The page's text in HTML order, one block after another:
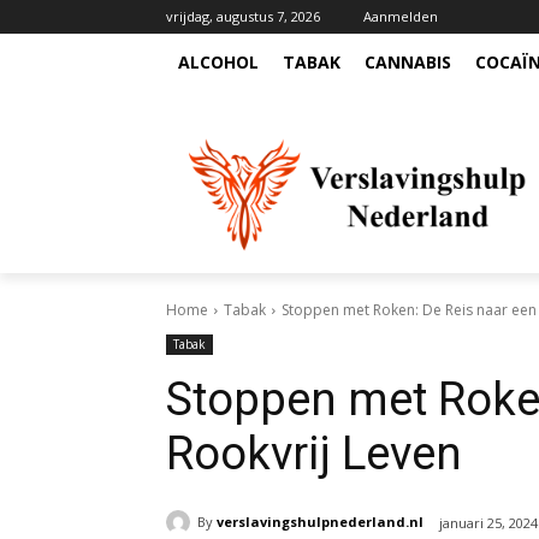
vrijdag, augustus 7, 2026 Aanmelden
ALCOHOL TABAK CANNABIS
Home Tabak Stoppen met Roken: De Reis naar
Tabak
Stoppen met
Rookvrij Leven
By verslavingshulpnederland.nl januari 25, 2024